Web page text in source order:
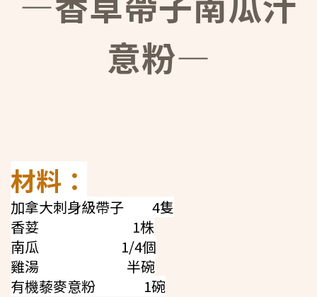
意粉—
材料：
加拿大刺身級帶子 4隻
香荽 1株
南瓜 1/4個
雞湯 半碗
有機藜麥意粉 1碗